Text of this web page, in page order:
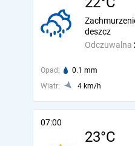
Odczuwalna
deszcz
Opad: 0.1 mm
Wiatr:
4 km/h
07:00
23°C